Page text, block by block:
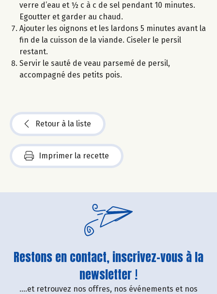
verre d’eau et ½ c à c de sel pendant 10 minutes.
Egoutter et garder au chaud.
Ajouter les oignons et les lardons 5 minutes avant la
fin de la cuisson de la viande. Ciseler le persil
restant.
Servir le sauté de veau parsemé de persil,
accompagné des petits pois.
Retour à la liste
Imprimer la recette
Restons en contact, inscrivez-vous à la
newsletter !
....et retrouvez nos offres, nos événements et nos